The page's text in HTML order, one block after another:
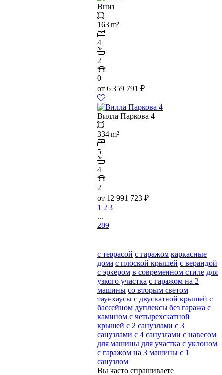
Вниз
163 m²
4
2
0
от 6 359 791 ₽
Вилла Паркова 4
334 m²
5
4
2
от 12 991 723 ₽
1 2 3
...
289
с террасой с гаражом каркасные
дома с плоской крышей с верандой
с эркером в современном стиле для
узкого участка с гаражом на 2
машины со вторым светом
таунхаусы с двускатной крышей с
бассейном дуплексы без гаража с
камином с четырехскатной
крышей с 2 санузлами с 3
санузлами с 4 санузлами с навесом
для машины для участка с уклоном
с гаражом на 3 машины с 1
санузлом
Вы часто спрашиваете